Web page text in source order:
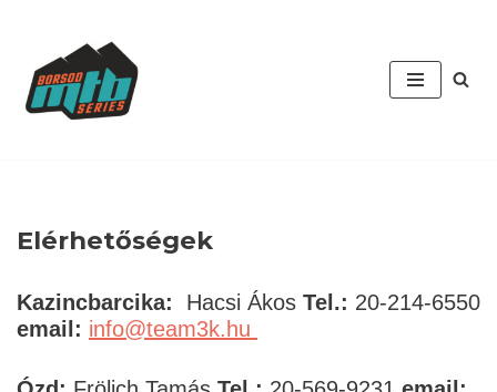
Skip
to
content
Elérhetőségek
Kazincbarcika: Hacsi Ákos Tel.: 20-214-6550
email: info@team3k.hu